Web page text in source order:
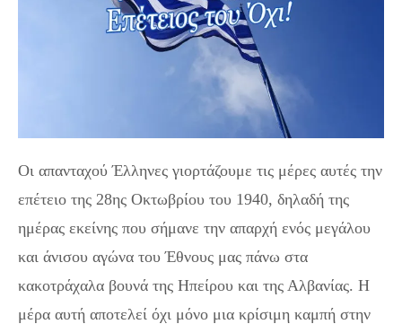
Οι απανταχού Έλληνες γιορτάζουμε τις μέρες αυτές την
επέτειο της 28ης Οκτωβρίου του 1940, δηλαδή της
ημέρας εκείνης που σήμανε την απαρχή ενός μεγάλου
και άνισου αγώνα του Έθνους μας πάνω στα
κακοτράχαλα βουνά της Ηπείρου και της Αλβανίας. Η
μέρα αυτή αποτελεί όχι μόνο μια κρίσιμη καμπή στην